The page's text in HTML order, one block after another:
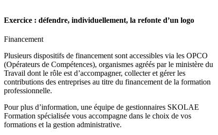
Exercice : défendre, individuellement, la refonte d’un logo
Financement
Plusieurs dispositifs de financement sont accessibles via les OPCO
(Opérateurs de Compétences), organismes agréés par le ministère du
Travail dont le rôle est d’accompagner, collecter et gérer les
contributions des entreprises au titre du financement de la formation
professionnelle.
Pour plus d’information, une équipe de gestionnaires SKOLAE
Formation spécialisée vous accompagne dans le choix de vos
formations et la gestion administrative.